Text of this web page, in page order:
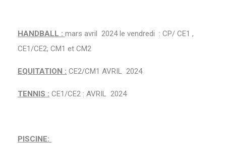
HANDBALL : mars avril 2024 le vendredi : CP/ CE1 ,
CE1/CE2; CM1 et CM2
EQUITATION : CE2/CM1 AVRIL 2024
TENNIS : CE1/CE2 : AVRIL 2024
PISCINE: